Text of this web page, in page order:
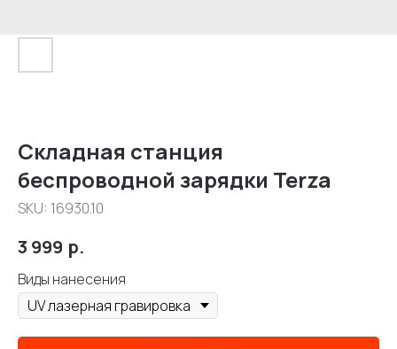
Складная станция
беспроводной зарядки Terza
SKU: 16930.10
3 999 р.
Виды нанесения